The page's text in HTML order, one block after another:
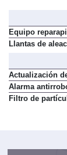
Equipo
Llantas de
Actualización
Alarma
Filtro de